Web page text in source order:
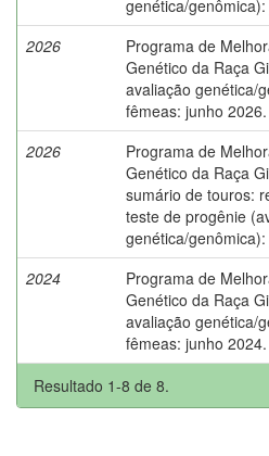
genética/
2026
Programa de
Genético da Raça
avaliação genética/
fêmeas: junho 2026.
2026
Programa de
Genético da Raça
sumário de touros:
teste de progênie
genética/
2024
Programa de
Genético da Raça
avaliação genética/
fêmeas: junho 2024.
Resultado 1-8 de 8.